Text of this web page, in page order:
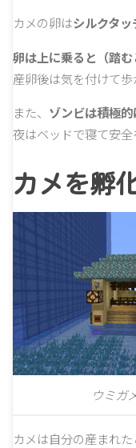
カメの卵はシルクタ
卵は上に乗ると（踏
産卵後は気を付けて歩
また、 ゾンビは積極
夜はベッドで寝て安全
カメを孵
ウミガ
カメは自分の産まれ